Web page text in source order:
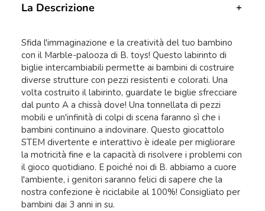
La Descrizione
Sfida l'immaginazione e la creatività del tuo bambino
con il Marble-palooza di B. toys! Questo labirinto di
biglie intercambiabili permette ai bambini di costruire
diverse strutture con pezzi resistenti e colorati. Una
volta costruito il labirinto, guardate le biglie sfrecciare
dal punto A a chissà dove! Una tonnellata di pezzi
mobili e un'infinità di colpi di scena faranno sì che i
bambini continuino a indovinare. Questo giocattolo
STEM divertente e interattivo è ideale per migliorare
la motricità fine e la capacità di risolvere i problemi con
il gioco quotidiano. E poiché noi di B. abbiamo a cuore
l'ambiente, i genitori saranno felici di sapere che la
nostra confezione è riciclabile al 100%! Consigliato per
bambini dai 3 anni in su.